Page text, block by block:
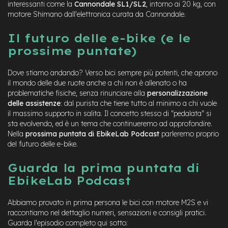
M
o
e
n
t
r
a
l
e
e
r
a
e
l
e
interessanti come la Cannondale SL1/SL2, intorno ai 20 kg, con
motore Shimano dall'elettronica curata da Cannondale.
Il futuro delle e-bike (e le
prossime puntate)
Dove stiamo andando? Verso bici sempre più potenti, che aprono
il mondo delle due ruote anche a chi non è allenato o ha
problematiche fisiche, senza rinunciare alla personalizzazione
delle assistenze: dal purista che tiene tutto al minimo a chi vuole
il massimo supporto in salita. Il concetto stesso di "pedalata" si
sta evolvendo, ed è un tema che continueremo ad approfondire.
Nella prossima puntata di EbikeLab Podcast parleremo proprio
del futuro delle e-bike.
Guarda la prima puntata di
EbikeLab Podcast
Abbiamo provato in prima persona le bici con motore M2S e vi
raccontiamo nel dettaglio numeri, sensazioni e consigli pratici.
Guarda l'episodio completo qui sotto: